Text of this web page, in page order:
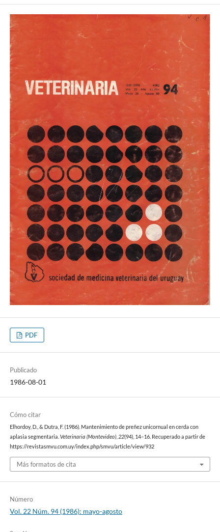
PDF
Publicado
1986-08-01
Cómo citar
Elhordoy, D., & Dutra, F. (1986). Mantenimiento de preñez unicornual en cerda con
aplasia segmentaria. Veterinaria (Montevideo), 22(94), 14–16. Recuperado a partir de
https://revistasmvu.com.uy/index.php/smvu/article/view/932
Más formatos de cita
Número
Vol. 22 Núm. 94 (1986): mayo-agosto